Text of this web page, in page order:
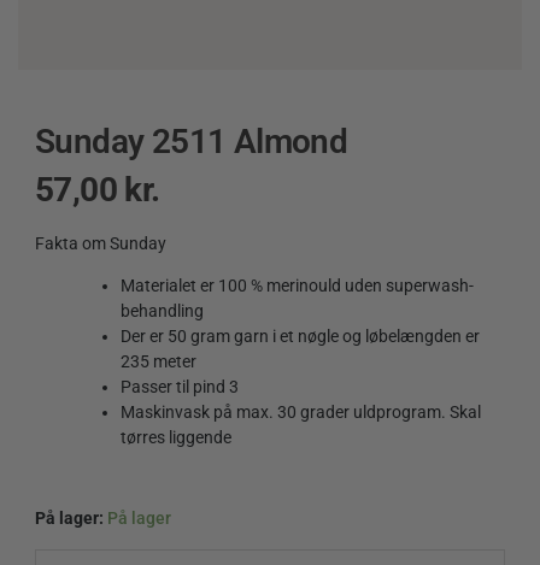
Sunday 2511 Almond
57,00 kr.
Fakta om Sunday
Materialet er 100 % merinould uden superwash-
behandling
Der er 50 gram garn i et nøgle og løbelængden er
235 meter
Passer til pind 3
Maskinvask på max. 30 grader uldprogram. Skal
tørres liggende
På lager: På lager
Sunday